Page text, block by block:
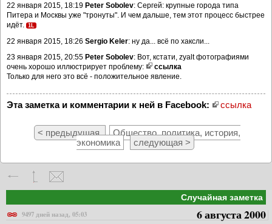
22 января 2015, 18:19 Peter Sobolev: Сергей: крупные города типа
Питера и Москвы уже "тронуты". И чем дальше, тем этот процесс быстрее
идёт.
1L
22 января 2015, 18:26 Sergio Keler: ну да... всё по хаксли...
23 января 2015, 20:55 Peter Sobolev: Вот, кстати, zyalt фотографиями
очень хорошо иллюстрирует проблему:
ссылка
Только для него это всё - положительное явление.
Эта заметка и комментарии к ней в Facebook: ссылка
< предыдущая
Общество, политика, история,
экономика
следующая >
Случайная заметка
9497 дней назад, 05:03
6 августа 2000